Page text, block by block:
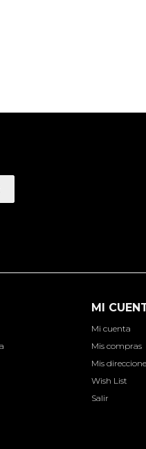
MI
Mi cuenta
Mis compras
Mis
Wish List
Salir